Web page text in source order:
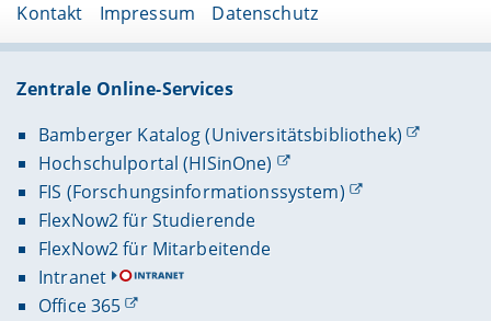
Kontakt Impressum Datenschutz
Zentrale Online-Services
Bamberger Katalog (Universitätsbibliothek)
Hochschulportal (HISinOne)
FIS (Forschungsinformationssystem)
FlexNow2 für Studierende
FlexNow2 für Mitarbeitende
Intranet
Office 365